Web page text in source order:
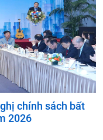
chính sách bất
2026